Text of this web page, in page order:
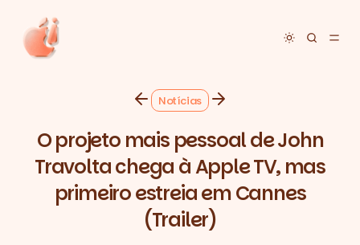
Toggle
Notícias
O projeto mais pessoal de John
Travolta chega à Apple TV, mas
primeiro estreia em Cannes
(Trailer)